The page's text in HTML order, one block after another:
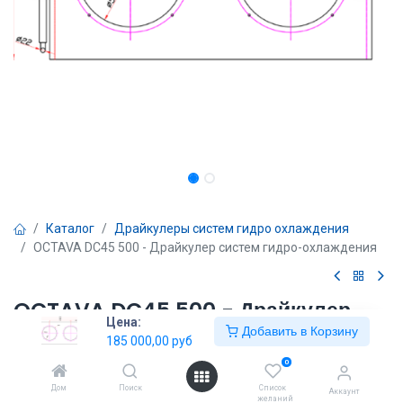
Цена:
185 000,00 руб
Добавить в Корзину
Дом Поиск
0
Список
желаний
Аккаунт
Каталог
Драйкулеры систем гидро охлаждения
OCTAVA DC45 500 - Драйкулер систем гидро-охлаждения
OCTAVA DC45 500 - Драйкулер
систем гидро-охлаждения
185 000,00 руб